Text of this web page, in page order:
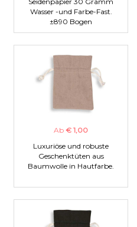
Wasser -und Farbe-Fast.
±890 Bogen
Ab € 1,00
Luxuriöse und robuste
Geschenktüten aus
Baumwolle in Hautfarbe.